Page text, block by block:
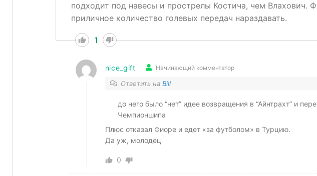
подходит под навесы и прострелы Костича, чем Влахович.
приличное количество голевых передач нараздавать.
1
nice_gift Начинающий комментатор
Ответить на Bill
до него было “нет” идее возвращения в “Айнтрахт” и
Чемпионшипа
Плюс отказал Фиоре и едет «за футболом» в Турцию.
Да уж, молодец
0